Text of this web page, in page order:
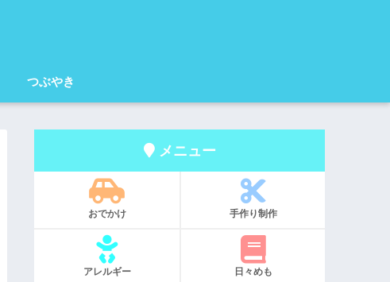
つぶやき
メニュー
おでかけ 手作り制作
アレルギー 日々めも